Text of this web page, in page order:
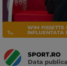
TENIS
WIM FISSETTE
INFLUENTATA
SPORT.RO
Data